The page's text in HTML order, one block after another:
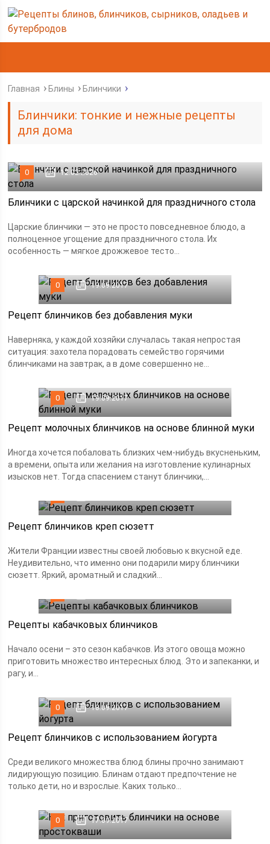
Главная Блины Блинчики
Блинчики: тонкие и нежные рецепты
для дома
0 12.02.2026
Блинчики с царской начинкой для праздничного стола
Царские блинчики — это не просто повседневное блюдо, а
полноценное угощение для праздничного стола. Их
особенность — мягкое дрожжевое тесто...
0 19.09.2017
Рецепт блинчиков без добавления муки
Наверняка, у каждой хозяйки случалась такая непростая
ситуация: захотела порадовать семейство горячими
блинчиками на завтрак, а в доме совершенно не...
0 19.09.2017
Рецепт молочных блинчиков на основе блинной муки
Иногда хочется побаловать близких чем-нибудь вкусненьким,
а времени, опыта или желания на изготовление кулинарных
изысков нет. Тогда спасением станут блинчики,...
Рецепт блинчиков креп сюзетт
Жители Франции известны своей любовью к вкусной еде.
Неудивительно, что именно они подарили миру блинчики
сюзетт. Яркий, ароматный и сладкий...
Рецепты кабачковых блинчиков
Начало осени – это сезон кабачков. Из этого овоща можно
приготовить множество интересных блюд. Это и запеканки, и
рагу, и...
0 18.09.2017
Рецепт блинчиков с использованием йогурта
Среди великого множества блюд блины прочно занимают
лидирующую позицию. Блинам отдают предпочтение не
только дети, но и взрослые. Каких только...
0 17.09.2017